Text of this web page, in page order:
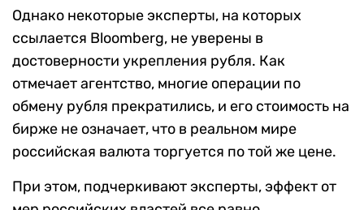
Однако некоторые эксперты, на которых
ссылается Bloomberg, не уверены в
достоверности укрепления рубля. Как
отмечает агентство, многие операции по
обмену рубля прекратились, и его стоимость на
бирже не означает, что в реальном мире
российская валюта торгуется по той же цене.
При этом, подчеркивают эксперты, эффект от